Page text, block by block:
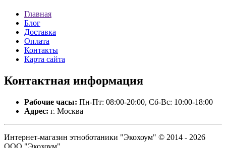
Главная
Блог
Доставка
Оплата
Контакты
Карта сайта
Контактная информация
Рабочие часы: Пн-Пт: 08:00-20:00, Сб-Вс: 10:00-18:00
Адрес: г. Москва
Интернет-магазин этноботаники "Экохоум" © 2014 - 2026
ООО "Экохоум".